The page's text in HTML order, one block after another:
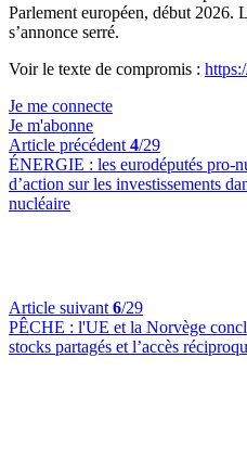
Parlement européen, début 2026.
s’annonce serré.
Voir le texte de compromis :
Je me connecte
Je m'abonne
Article précédent 4/29
ÉNERGIE : les eurodéputés pro-
d’action sur les investissements
nucléaire
Article suivant 6/29
PÊCHE : l'UE et la Norvège
stocks partagés et l’accès